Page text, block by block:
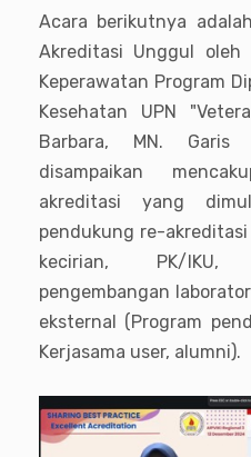
Acara berikutnya
Akreditasi Unggul oleh
Keperawatan Program
Kesehatan UPN
Barbara, MN. Garis
disampaikan
akreditasi yang
pendukung re-
kecirian, PK/IKU,
pengembangan
eksternal (Program
Kerjasama user, alumni).